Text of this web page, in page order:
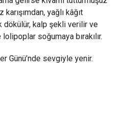
karışımdan, yağlı kâğıt
dökülür, kalp şekli verilir ve
lolipoplar soğumaya bırakılır.
Günü’nde sevgiyle yenir.